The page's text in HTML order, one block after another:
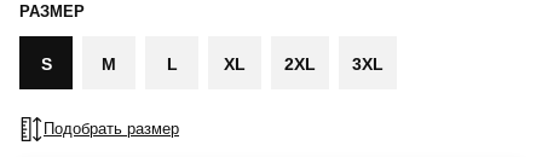
РАЗМЕР
S M L XL 2XL 3XL
Подобрать размер